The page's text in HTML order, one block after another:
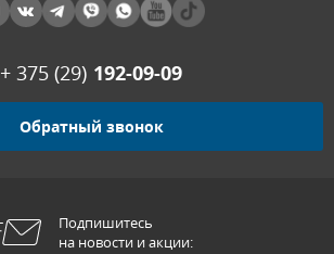
+ 375 (29) 192-09-09
Обратный звонок
Подпишитесь
на новости и акции: